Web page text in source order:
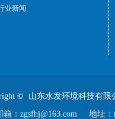
业新闻
© 山东水发环境科技有
箱：zgsfhj@163.com 地址